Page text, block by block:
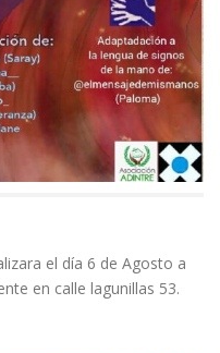
el día 6 de Agosto a
en calle lagunillas 53.